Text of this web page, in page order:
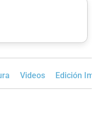
Videos Edición